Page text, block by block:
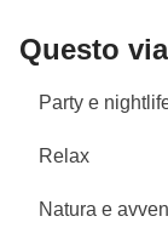
Questo
Party e
Relax
Natura e